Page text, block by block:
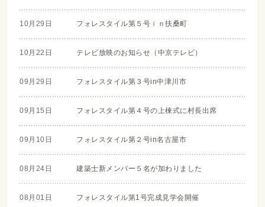
10月29日 フォレスタイル第５号ｉｎ扶桑町
10月22日 テレビ放映のお知らせ（中京テレビ）
09月29日 フォレスタイル第３号in中津川市
09月15日 フォレスタイル第４号の上棟式に村長出席
09月10日 フォレスタイル第２号in名古屋市
08月24日 建築士新メンバー５名が加わりました
08月01日 フォレスタイル第1号完成見学会開催